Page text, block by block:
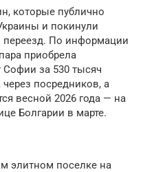
которые публично
и покинули
переезд. По информации
приобрела
за 530 тысяч
посредников, а
весной 2026 года — на
Болгарии в марте.
элитном поселке на